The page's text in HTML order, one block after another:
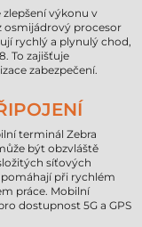
výkonu v
osmijádrový procesor
rychlý a plynulý chod,
To zajišťuje
zabezpečení.
terminál Zebra
být obzvláště
síťových
při rychlém
práce. Mobilní
dostupnost 5G a GPS